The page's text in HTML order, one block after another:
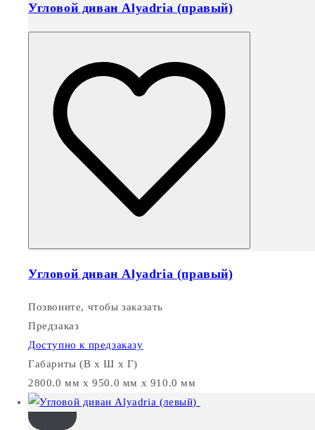
Угловой диван Alyadria (правый)
Угловой диван Alyadria (правый)
Позвоните, чтобы заказать
Предзаказ
Доступно к предзаказу
Габариты (В х Ш х Г)
2800.0 мм x 950.0 мм x 910.0 мм